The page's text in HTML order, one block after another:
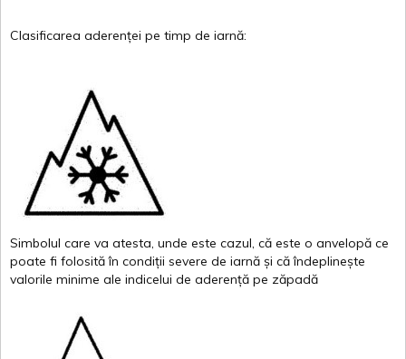
Clasificarea aderenței pe timp de iarnă:
Simbolul care va atesta, unde este cazul, că este o anvelopă ce
poate fi folosită în condiții severe de iarnă și că îndeplinește
valorile minime ale indicelui de aderență pe zăpadă